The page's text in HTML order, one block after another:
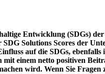
Entwicklung (SDGs)
Solutions Scores der
auf die SDGs, ebenfalls
einem netto positiven
wird. Wenn Sie Fragen